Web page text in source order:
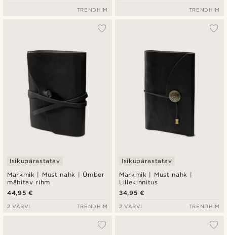
TRENDHIM TRENDHIM
Märkmik | Must nahk | Ümber
mähitav rihm
Isikupärastatav
44,95 €
2 VÄRVI TRENDHIM
Märkmik | Must nahk |
Lillekinnitus
Isikupärastatav
34,95 €
2 VÄRVI TRENDHIM